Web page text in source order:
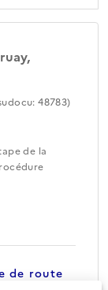
48783)
de la
de route